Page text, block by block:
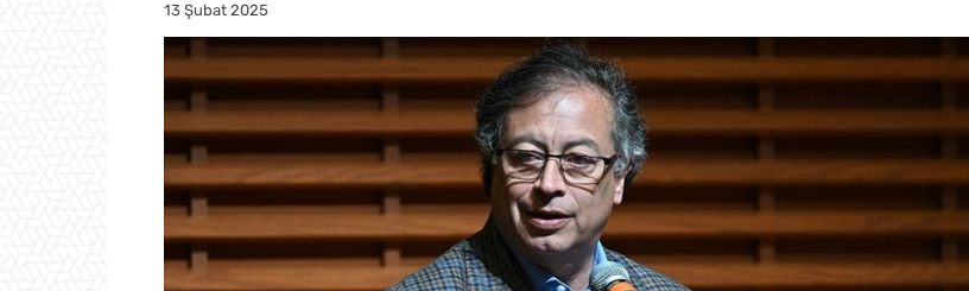
13 Şubat 2025